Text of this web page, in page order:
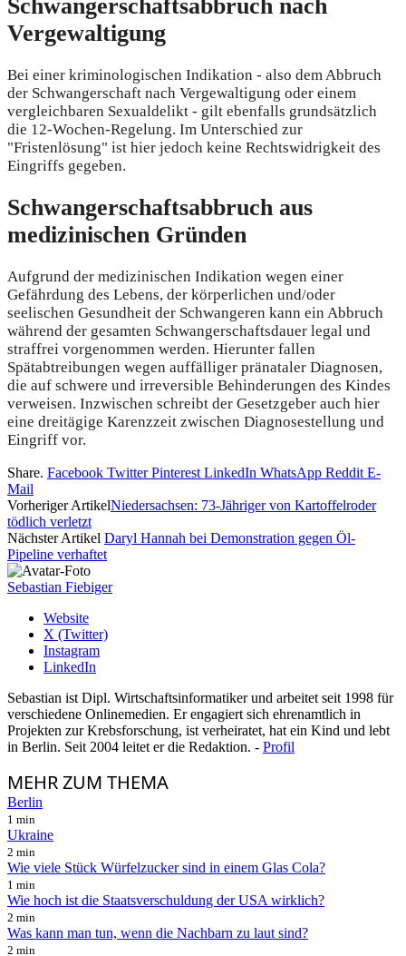
Schwangerschaftsabbruch nach
Vergewaltigung
Bei einer kriminologischen Indikation - also dem Abbruch
der Schwangerschaft nach Vergewaltigung oder einem
vergleichbaren Sexualdelikt - gilt ebenfalls grundsätzlich
die 12-Wochen-Regelung. Im Unterschied zur
"Fristenlösung" ist hier jedoch keine Rechtswidrigkeit des
Eingriffs gegeben.
Schwangerschaftsabbruch aus
medizinischen Gründen
Aufgrund der medizinischen Indikation wegen einer
Gefährdung des Lebens, der körperlichen und/oder
seelischen Gesundheit der Schwangeren kann ein Abbruch
während der gesamten Schwangerschaftsdauer legal und
straffrei vorgenommen werden. Hierunter fallen
Spätabtreibungen wegen auffälliger pränataler Diagnosen,
die auf schwere und irreversible Behinderungen des Kindes
verweisen. Inzwischen schreibt der Gesetzgeber auch hier
eine dreitägige Karenzzeit zwischen Diagnosestellung und
Eingriff vor.
Share. Facebook Twitter Pinterest LinkedIn WhatsApp Reddit E-
Mail
Vorheriger ArtikelNiedersachsen: 73-Jähriger von Kartoffelroder
tödlich verletzt
Nächster Artikel Daryl Hannah bei Demonstration gegen Öl-
Pipeline verhaftet
Sebastian Fiebiger
Website
X (Twitter)
Instagram
LinkedIn
Sebastian ist Dipl. Wirtschaftsinformatiker und arbeitet seit 1998 für
verschiedene Onlinemedien. Er engagiert sich ehrenamtlich in
Projekten zur Krebsforschung, ist verheiratet, hat ein Kind und lebt
in Berlin. Seit 2004 leitet er die Redaktion. - Profil
MEHRZUM THEMA
Berlin
1 min
Ukraine
2 min
Wie viele Stück Würfelzucker sind in einem Glas Cola?
1 min
Wie hoch ist die Staatsverschuldung der USA wirklich?
2 min
Was kann man tun, wenn die Nachbarn zu laut sind?
2 min